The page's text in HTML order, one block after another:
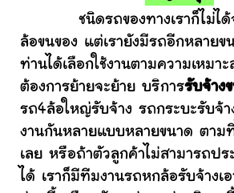
ชนิดรถของทางเราก็ไม่ได้จ
ล้อขนของ แต่เรายังมีรถอีกหลายข
ท่านได้เลือกใช้งานตามความเหมา
ต้องการย้ายจะย้าย บริการรับจ้าง
รถ4ล้อใหญ่รับจ้าง รถกระบะรับจ้า
งานกันหลายแบบหลายขนาด ตาม
เลย หรือถ้าตัวลูกค้าไม่สามารถปร
ได้ เราก็มีทีมงานรถหกล้อรับจ้างเอ